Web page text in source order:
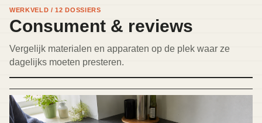
WERKVELD / 12 DOSSIERS
Consument & reviews
Vergelijk materialen en apparaten op de plek waar ze
dagelijks moeten presteren.